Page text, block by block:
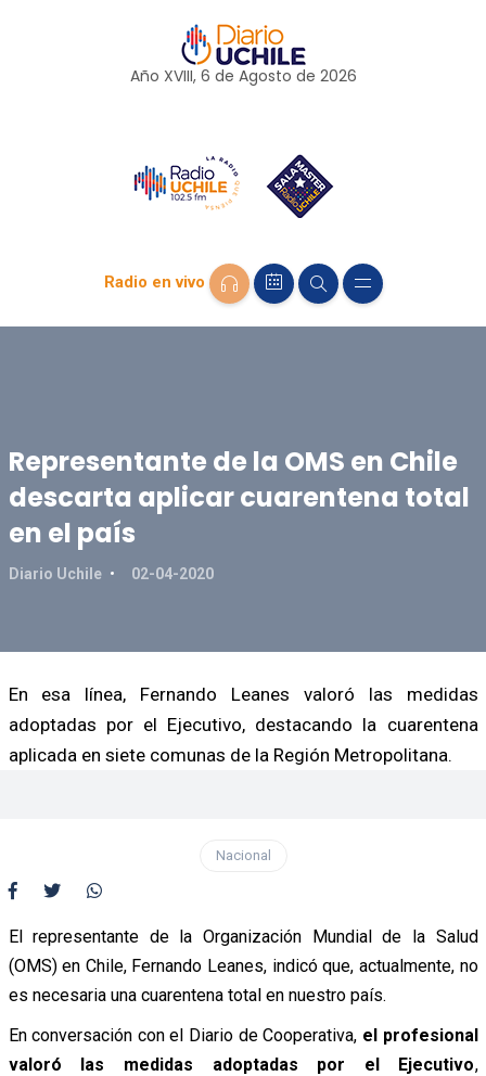
Año XVIII, 6 de Agosto de 2026
Radio en vivo
Representante de la OMS en Chile
descarta aplicar cuarentena total
en el país
Diario Uchile 02-04-2020
En esa línea, Fernando Leanes valoró las medidas
adoptadas por el Ejecutivo, destacando la cuarentena
aplicada en siete comunas de la Región Metropolitana.
Nacional
El representante de la Organización Mundial de la Salud
(OMS) en Chile, Fernando Leanes, indicó que, actualmente, no
es necesaria una cuarentena total en nuestro país.
En conversación con el Diario de Cooperativa, el profesional
valoró las medidas adoptadas por el Ejecutivo,